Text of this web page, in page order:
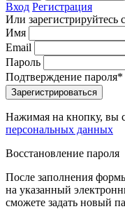
Вход Регистрация
Или
Имя
Email
Пароль
Подтверждение пароля*
Зарегистрироваться
Нажимая на кнопку, вы
персональных данных
Восстановление пароля
После заполнения
на указанный
сможете задать новый